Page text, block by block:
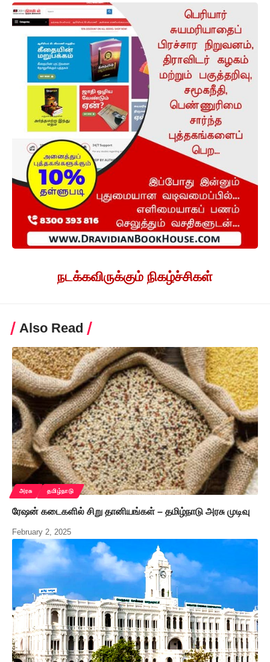
நடக்கவிருக்கும் நிகழ்ச்சிகள்
Also Read
அரசு தமிழ்நாடு
ரேஷன் கடைகளில் சிறு தானியங்கள் – தமிழ்நாடு அரசு முடிவு
February 2, 2025